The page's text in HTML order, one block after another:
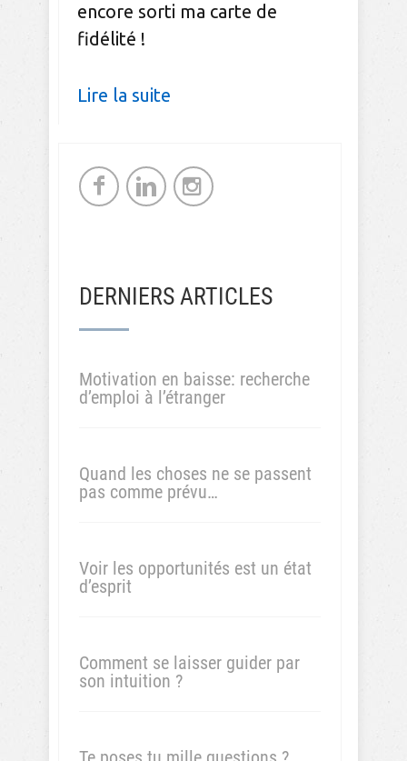
encore sorti ma carte de
fidélité !
Lire la suite
DERNIERS ARTICLES
Motivation en baisse: recherche
d’emploi à l’étranger
Quand les choses ne se passent
pas comme prévu…
Voir les opportunités est un état
d’esprit
Comment se laisser guider par
son intuition ?